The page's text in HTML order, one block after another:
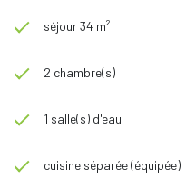
séjour 34 m²
2 chambre(s)
1 salle(s) d'eau
cuisine séparée (équipée)